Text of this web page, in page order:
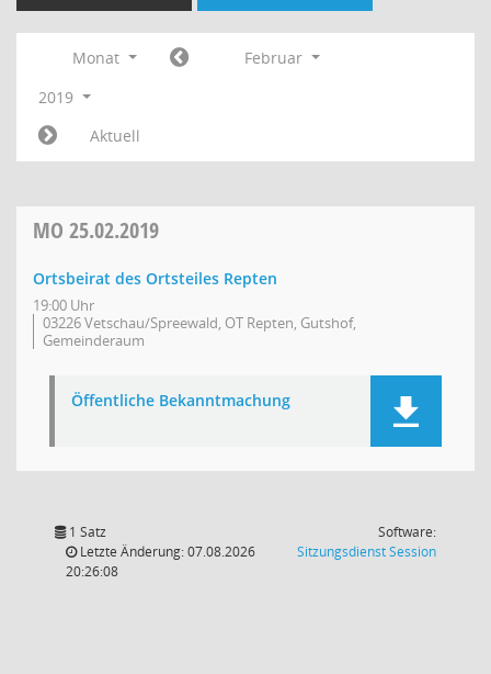
Monat
Februar
2019
Aktuell
MO 25.02.2019
Ortsbeirat des Ortsteiles Repten
19:00 Uhr
03226 Vetschau/Spreewald, OT Repten, Gutshof,
Gemeinderaum
Öffentliche Bekanntmachung
1 Satz
Letzte Änderung: 07.08.2026
20:26:08
Software:
SitzungsdienstSession(Wird in